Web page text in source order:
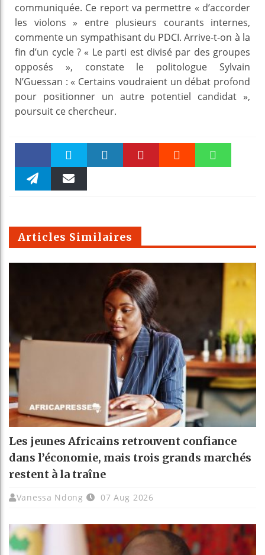
communiquée. Ce report va permettre « d’accorder
les violons » entre plusieurs courants internes,
commente un sympathisant du PDCI. Arrive-t-on à la
fin d’un cycle ? « Le parti est divisé par des groupes
opposés », constate le politologue Sylvain
N’Guessan : « Certains voudraient un débat profond
pour positionner un autre potentiel candidat »,
poursuit ce chercheur.
Faceboo Twitter
m
Articles Similaires
Les jeunes Africains retrouvent confiance
dans l’économie, mais trois grands marchés
restent à la traîne
Vanessa Ndong 07 Aug 2026